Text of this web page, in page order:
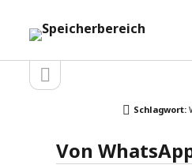
Speicherbereich
Seitenleiste
Seitenleiste
öffnen
Schlagwort:
Von